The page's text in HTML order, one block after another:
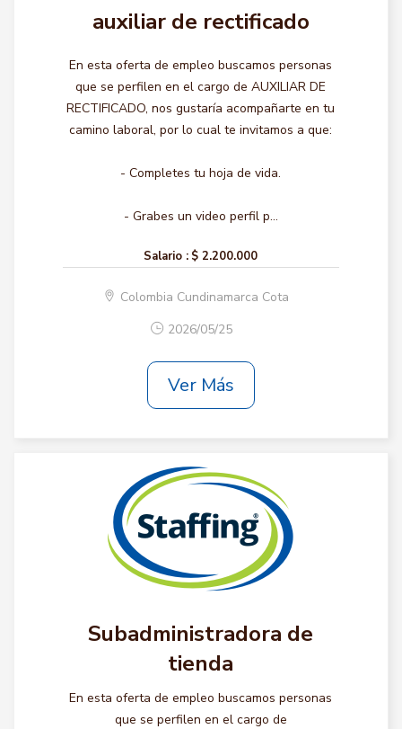
auxiliar de rectificado
En esta oferta de empleo buscamos personas
que se perfilen en el cargo de AUXILIAR DE
RECTIFICADO, nos gustaría acompañarte en tu
camino laboral, por lo cual te invitamos a que:
- Completes tu hoja de vida.
- Grabes un video perfil p...
Salario : $ 2.200.000
Colombia Cundinamarca Cota
2026/05/25
Ver Más
Subadministradora de
tienda
En esta oferta de empleo buscamos personas
que se perfilen en el cargo de